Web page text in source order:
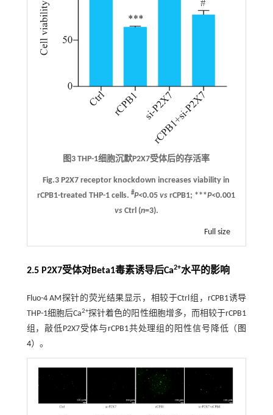
图3 THP-1细胞沉默P2X7受体后的存活率
Fig.3 P2X7 receptor knockdown increases viability in
rCPB1-treated THP-1 cells.#P<0.05vs rCPB1; ***P<0.001
vsCtrl (n=3).
Full size
2.5 P2X7受体对Beta1毒素诱导后Ca2+水平的影响
Fluo-4 AM探针的荧光结果显示，相较于Ctrl组，rCPB1诱导
THP-1细胞后Ca2+探针着色的阳性细胞增多，而相较于rCPB1
组，敲低P2X7受体与rCPB1共处理组的阳性信号降低（ 图
4）。